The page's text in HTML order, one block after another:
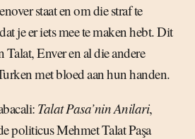
staat en om die straf te
je er iets mee te maken hebt. Dit
Enver en al die andere
met bloed aan hun handen.
Talat Pasa’nin Anilari,
politicus Mehmet Talat Paşa